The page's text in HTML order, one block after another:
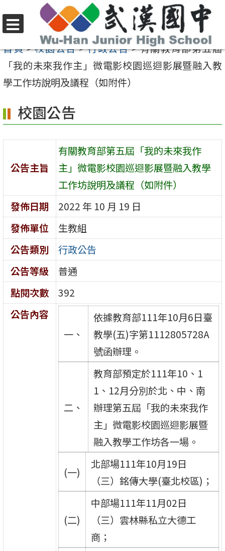
至
內
區
選
單
首頁>校園公告>行政公告>有關教育部第五屆
「我的未來我作主」微電影校園巡迴影展暨融入教
學工作坊說明及議程（如附件）
校園公告
公告主旨
有關教育部第五屆「我的未來我作
主」微電影校園巡迴影展暨融入教學
工作坊說明及議程（如附件）
發佈日期
2022 年 10 月 19 日
發佈單位
生教組
公告類別
行政公告
公告等級
普通
點閱次數
392
公告內容
一、
依據教育部111年10月6日臺
教學(五)字第1112805728A
號函辦理。
二、
教育部預定於111年10、1
1、12月分別於北、中、南
辦理第五屆「我的未來我作
主」微電影校園巡迴影展暨
融入教學工作坊各一場。
(一)
北部場111年10月19日
（三）銘傳大學(臺北校區)；
(二)
中部場111年11月02日
（三）雲林縣私立大德工
商；